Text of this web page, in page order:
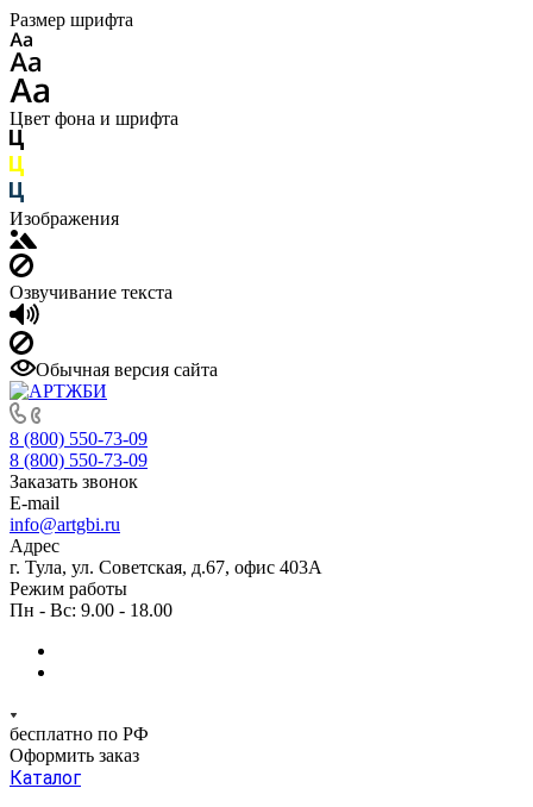
Размер шрифта
Цвет фона и шрифта
Изображения
Озвучивание текста
Обычная версия сайта
8 (800) 550-73-09
8 (800) 550-73-09
Заказать звонок
E-mail
info@artgbi.ru
Адрес
г. Тула, ул. Советская, д.67, офис 403А
Режим работы
Пн - Вс: 9.00 - 18.00
бесплатно по РФ
Оформить заказ
Каталог